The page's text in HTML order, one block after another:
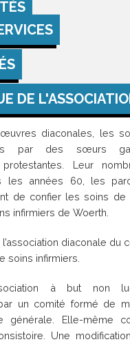
sur
répondeur
D’ACCÈS
NOUS
CONTACTER
DE
diaconales, les
par des sœurs
Leur
les années 60, les
de confier les soins de
infirmiers de Woerth.
l’association diaconale du
soins infirmiers.
à but non
un comité formé de
générale. Elle-même
Une